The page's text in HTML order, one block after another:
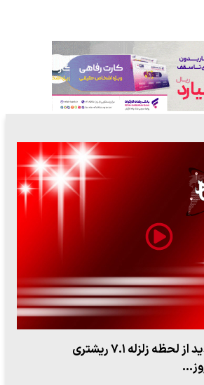
ببینید| ویدئویی جدید از لحظه زلزله ۷.۱ ریشتری